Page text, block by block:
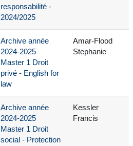
responsabilité -
2024/2025
Archive année
2024-2025
Master 1 Droit
privé - English for
law
Amar-Flood
Stephanie
Archive année
2024-2025
Master 1 Droit
social - Protection
Kessler
Francis